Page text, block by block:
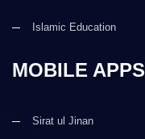
Islamic Education
MOBILE APPS
Sirat ul Jinan